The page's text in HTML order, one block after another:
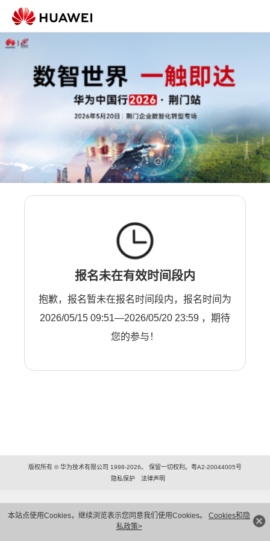
本站点使用Cookies，继续浏览表示您同意我们使用Cookies。 Cookies和隐
私政策>
报名未在有效时间段内
抱歉，报名暂未在报名时间段内，报名时间为
2026/05/15 09:51—2026/05/20 23:59 ，期待
您的参与！
版权所有 © 华为技术有限公司 1998-2026。 保留一切权利。粤A2-20044005号
隐私保护
法律声明